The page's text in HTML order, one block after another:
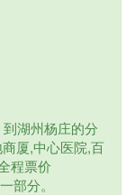
湖州杨庄的分
厦,中心医院,百
程票价
部分。